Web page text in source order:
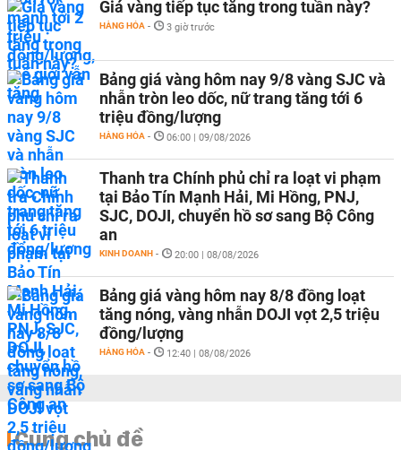
Giá vàng tiếp tục tăng trong tuần này?
HÀNG HÓA - 3 giờ trước
Bảng giá vàng hôm nay 9/8 vàng SJC và
nhẫn tròn leo dốc, nữ trang tăng tới 6
triệu đồng/lượng
HÀNG HÓA - 06:00 | 09/08/2026
Thanh tra Chính phủ chỉ ra loạt vi phạm
tại Bảo Tín Mạnh Hải, Mi Hồng, PNJ,
SJC, DOJI, chuyển hồ sơ sang Bộ Công
an
KINH DOANH - 20:00 | 08/08/2026
Bảng giá vàng hôm nay 8/8 đồng loạt
tăng nóng, vàng nhẫn DOJI vọt 2,5 triệu
đồng/lượng
HÀNG HÓA - 12:40 | 08/08/2026
Cùng chủ đề